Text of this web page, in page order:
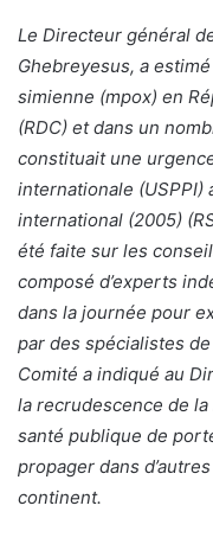
Le Directeur général
Ghebreyesus, a
simienne (mpox) en
(RDC) et dans un
constituait une
internationale (USPPI)
international (2005)
été faite sur les
composé d’experts
dans la journée pour
par des spécialistes de
Comité a indiqué au
la recrudescence de
santé publique de
propager dans
continent.